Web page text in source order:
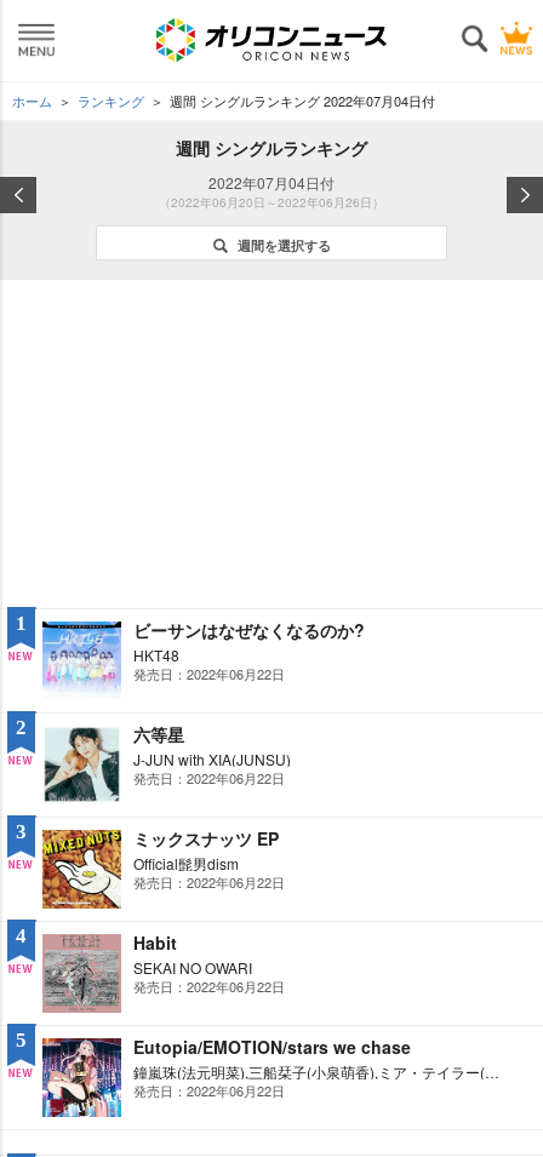
ホーム ランキング 週間 シングルランキング 2022年07月04日付
週間 シングルランキング
2022年07月04日付
（2022年06月20日～2022年06月26日）
週間を選択する
1
W
ビーサンはなぜなくなるのか?
HKT48
発売日：2022年06月22日
2
W
六等星
J-JUN with XIA(JUNSU)
発売日：2022年06月22日
3
W
ミックスナッツ EP
Official髭男dism
発売日：2022年06月22日
4
W
Habit
SEKAI NO OWARI
発売日：2022年06月22日
5 Eutopia/EMOTION/stars we chase
鐘嵐珠(法元明菜),三船栞子(小泉萌香),ミア・テイラー(内田秀) from 虹ヶ咲学園スクールアイドル同好会
発売日：2022年06月22日